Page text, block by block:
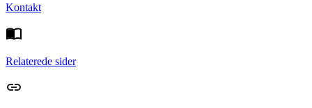
Kontakt
Relaterede sider